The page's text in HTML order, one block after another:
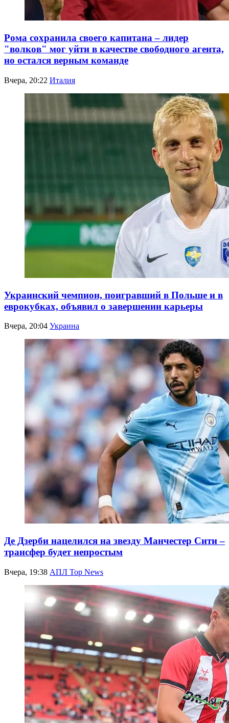
Рома сохранила своего капитана – лидер
"волков" мог уйти в качестве свободного агента,
но остался верным команде
Вчера, 20:22 Италия
Украинский чемпион, поигравший в Польше и в
еврокубках, объявил о завершении карьеры
Вчера, 20:04 Украина
Де Дзерби нацелился на звезду Манчестер Сити –
трансфер будет непростым
Вчера, 19:38 АПЛ Top News